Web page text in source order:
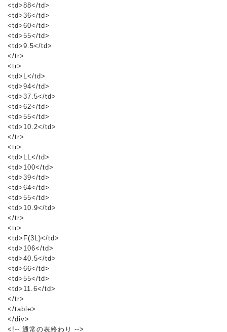
<td>88</td>
<td>36</td>
<td>60</td>
<td>55</td>
<td>9.5</td>
</tr>
<tr>
<td>L</td>
<td>94</td>
<td>37.5</td>
<td>62</td>
<td>55</td>
<td>10.2</td>
</tr>
<tr>
<td>LL</td>
<td>100</td>
<td>39</td>
<td>64</td>
<td>55</td>
<td>10.9</td>
</tr>
<tr>
<td>F(3L)</td>
<td>106</td>
<td>40.5</td>
<td>66</td>
<td>55</td>
<td>11.6</td>
</tr>
</table>
</div>
<!-- 通常の表終わり -->